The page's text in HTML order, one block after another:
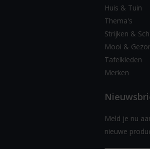
Huis & Tuin
Thema's
Strijken &
Mooi &
Tafelkleden
Merken
Meld je nu
nieuwe